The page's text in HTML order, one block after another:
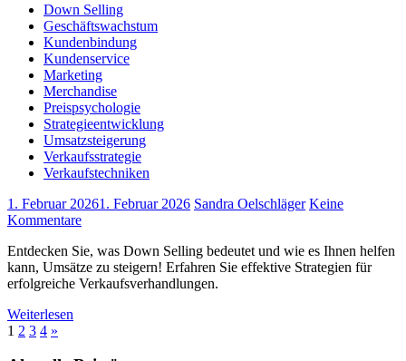
Down Selling
Geschäftswachstum
Kundenbindung
Kundenservice
Marketing
Merchandise
Preispsychologie
Strategieentwicklung
Umsatzsteigerung
Verkaufsstrategie
Verkaufstechniken
1. Februar 20261. Februar 2026 Sandra Oelschläger Keine
Kommentare
Entdecken Sie, was Down Selling bedeutet und wie es Ihnen helfen
kann, Umsätze zu steigern! Erfahren Sie effektive Strategien für
erfolgreiche Verkaufsverhandlungen.
Weiterlesen
Seitennummerierung
1 2 3 4 Nächste
»